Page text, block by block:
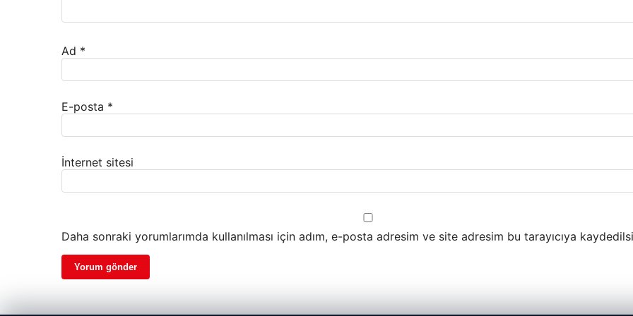
Ad *
E-posta *
İnternet sitesi
Daha sonraki yorumlarımda kullanılması için adım, e-posta adresim ve site adresim bu tarayıcıya